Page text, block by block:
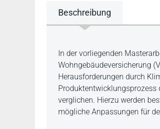
Beschreibung
Beschreibung
In der vorliegenden
Wohngebäudeversicherung
Herausforderungen durch
verglichen. Hierzu werden
mögliche Anpassungen für